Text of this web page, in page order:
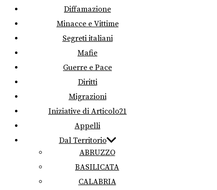
Diffamazione
Minacce e Vittime
Segreti italiani
Mafie
Guerre e Pace
Diritti
Migrazioni
Iniziative di Articolo21
Appelli
Dal Territorio
ABRUZZO
BASILICATA
CALABRIA